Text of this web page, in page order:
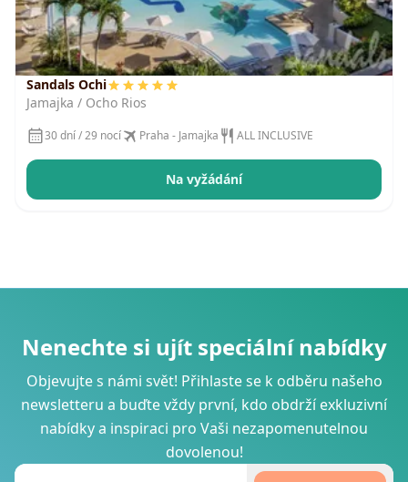
Sandals Ochi
Jamajka / Ocho Rios
30 dní / 29 nocí Praha - Jamajka ALL INCLUSIVE
Na vyžádání
Nenechte si ujít speciální nabídky
Objevujte s námi svět! Přihlaste se k odběru našeho
newsletteru a buďte vždy první, kdo obdrží exkluzivní
nabídky a inspiraci pro Vaši nezapomenutelnou
dovolenou!